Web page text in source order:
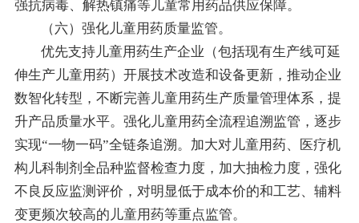
强抗病毒、解热镇痛等儿童常用药品供应保障。
（六）强化儿童用药质量监管。
优先支持儿童用药生产企业（包括现有生产线可延
伸生产儿童用药）开展技术改造和设备更新，推动企业
数智化转型，不断完善儿童用药生产质量管理体系，提
升产品质量水平。强化儿童用药全流程追溯监管，逐步
实现“一物一码”全链条追溯。加大对儿童用药、医疗机
构儿科制剂全品种监督检查力度，加大抽检力度，强化
不良反应监测评价，对明显低于成本价的和工艺、辅料
变更频次较高的儿童用药等重点监管。